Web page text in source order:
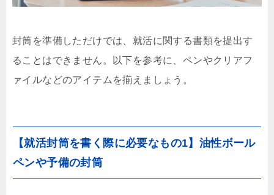
封筒を準備しただけでは、就活に関する書類を提出す
ることはできません。以下を参考に、ペンやクリアフ
ァイルなどのアイテムを揃えましょう。
【就活封筒を書く際に必要なもの1】油性ボール
ペンや予備の封筒